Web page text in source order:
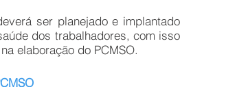
ser planejado e implantado
dos trabalhadores, com isso
elaboração do PCMSO.